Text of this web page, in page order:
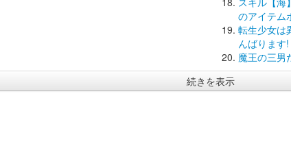
のアイテム
転生少女は
んばります!
魔王の三男
続きを表示